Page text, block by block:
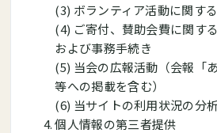
(3) ボランティア活動に関す
(4) ご寄付、賛助会費に関す
および事務手続き
(5) 当会の広報活動（会報「
等への掲載を含む）
(6) 当サイトの利用状況の分
個人情報の第三者提供